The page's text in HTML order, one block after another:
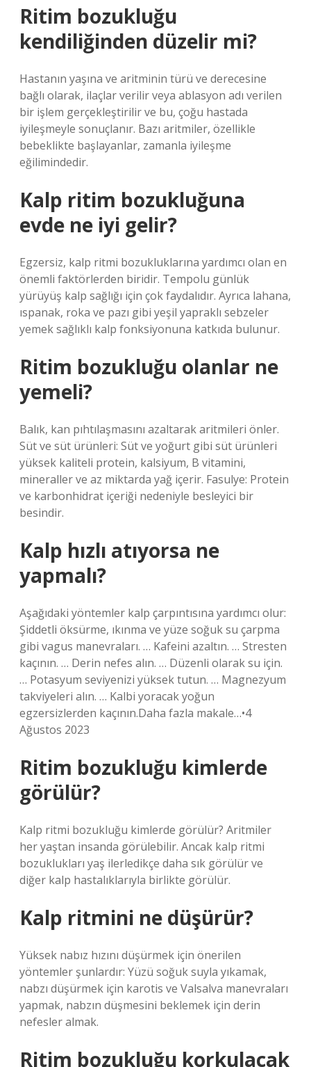
Ritim bozukluğu
kendiliğinden düzelir mi?
Hastanın yaşına ve aritminin türü ve derecesine
bağlı olarak, ilaçlar verilir veya ablasyon adı verilen
bir işlem gerçekleştirilir ve bu, çoğu hastada
iyileşmeyle sonuçlanır. Bazı aritmiler, özellikle
bebeklikte başlayanlar, zamanla iyileşme
eğilimindedir.
Kalp ritim bozukluğuna
evde ne iyi gelir?
Egzersiz, kalp ritmi bozukluklarına yardımcı olan en
önemli faktörlerden biridir. Tempolu günlük
yürüyüş kalp sağlığı için çok faydalıdır. Ayrıca lahana,
ıspanak, roka ve pazı gibi yeşil yapraklı sebzeler
yemek sağlıklı kalp fonksiyonuna katkıda bulunur.
Ritim bozukluğu olanlar ne
yemeli?
Balık, kan pıhtılaşmasını azaltarak aritmileri önler.
Süt ve süt ürünleri: Süt ve yoğurt gibi süt ürünleri
yüksek kaliteli protein, kalsiyum, B vitamini,
mineraller ve az miktarda yağ içerir. Fasulye: Protein
ve karbonhidrat içeriği nedeniyle besleyici bir
besindir.
Kalp hızlı atıyorsa ne
yapmalı?
Aşağıdaki yöntemler kalp çarpıntısına yardımcı olur:
Şiddetli öksürme, ıkınma ve yüze soğuk su çarpma
gibi vagus manevraları. … Kafeini azaltın. … Stresten
kaçının. … Derin nefes alın. … Düzenli olarak su için.
… Potasyum seviyenizi yüksek tutun. … Magnezyum
takviyeleri alın. … Kalbi yoracak yoğun
egzersizlerden kaçının.Daha fazla makale…•4
Ağustos 2023
Ritim bozukluğu kimlerde
görülür?
Kalp ritmi bozukluğu kimlerde görülür? Aritmiler
her yaştan insanda görülebilir. Ancak kalp ritmi
bozuklukları yaş ilerledikçe daha sık görülür ve
diğer kalp hastalıklarıyla birlikte görülür.
Kalp ritmini ne düşürür?
Yüksek nabız hızını düşürmek için önerilen
yöntemler şunlardır: Yüzü soğuk suyla yıkamak,
nabzı düşürmek için karotis ve Valsalva manevraları
yapmak, nabzın düşmesini beklemek için derin
nefesler almak.
Ritim bozukluğu korkulacak